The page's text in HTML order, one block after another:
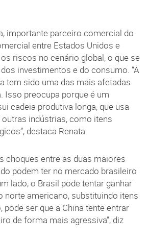
importante parceiro comercial do
entre Estados Unidos e
riscos no cenário global, o que se
investimentos e do consumo. “A
tem sido uma das mais afetadas
Isso preocupa porque é um
cadeia produtiva longa, que usa
indústrias, como itens
destaca Renata.
choques entre as duas maiores
podem ter no mercado brasileiro
lado, o Brasil pode tentar ganhar
norte americano, substituindo itens
pode ser que a China tente entrar
de forma mais agressiva”, diz